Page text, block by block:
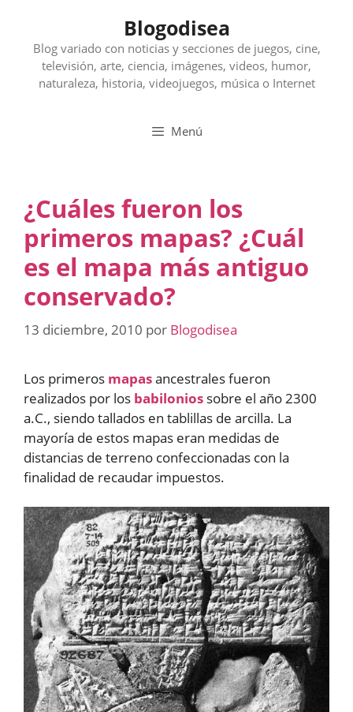
contenido
Blogodisea
Blog variado con noticias y secciones de juegos, cine,
televisión, arte, ciencia, imágenes, videos, humor,
naturaleza, historia, videojuegos, música o Internet
Menú
¿Cuáles fueron los
primeros mapas? ¿Cuál
es el mapa más antiguo
conservado?
13 diciembre, 2010 por Blogodisea
Los primeros mapasancestrales fueron
realizados por los babilonios sobre el año 2300
a.C., siendo tallados en tablillas de arcilla. La
mayoría de estos mapas eran medidas de
distancias de terreno confeccionadas con la
finalidad de recaudar impuestos.